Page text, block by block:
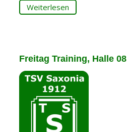
Weiterlesen
Freitag Training, Halle 08